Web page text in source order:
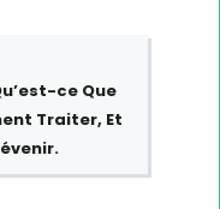
ce Que
Traiter, Et